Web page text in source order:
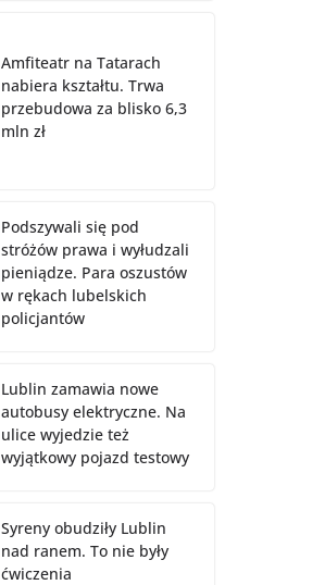
Amfiteatr na Tatarach
nabiera kształtu. Trwa
przebudowa za blisko 6,3
mln zł
Podszywali się pod
stróżów prawa i wyłudzali
pieniądze. Para oszustów
w rękach lubelskich
policjantów
Lublin zamawia nowe
autobusy elektryczne. Na
ulice wyjedzie też
wyjątkowy pojazd testowy
Syreny obudziły Lublin
nad ranem. To nie były
ćwiczenia